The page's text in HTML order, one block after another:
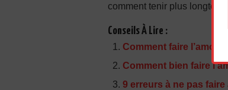
comment tenir plus
Conseils À Lire :
Comment faire l’amour
Comment bien faire
9 erreurs à ne pas faire